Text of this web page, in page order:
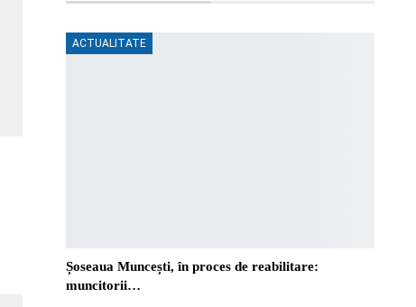
ACTUALITATE
Șoseaua Muncești, în proces de reabilitare:
muncitorii…